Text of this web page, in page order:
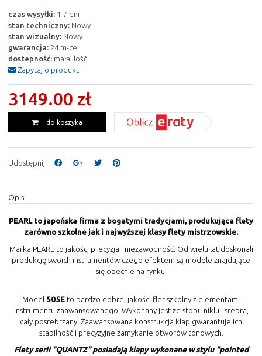
czas wysyłki: 1-7 dni
stan techniczny: Nowy
stan wizualny: Nowy
gwarancja: 24 m-ce
dostepność: mała ilość
Zapytaj o produkt
3149.00 zł
do koszyka
Udostępnij
Opis
PEARL to japońska firma z bogatymi tradycjami, produkująca flety
zarówno szkolne jak i najwyższej klasy flety mistrzowskie.
Marka PEARL to jakośc, precyzja i niezawodność. Od wielu lat doskonali
produkcję swoich instrumentów czego efektem są modele znajdujące
się obecnie na rynku.
Model 505E to bardzo dobrej jakości flet szkolny z elementami
instrumentu zaawansowanego. Wykonany jest ze stopu niklu i srebra,
cały posrebrzany. Zaawansowana konstrukcja klap gwarantuje ich
stabilność i precyzyjne zamykanie otworów tonowych.
Flety serii "QUANTZ" posiadają klapy wykonane w stylu ''pointed